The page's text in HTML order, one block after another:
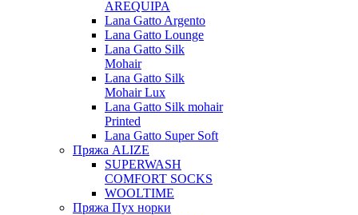
AREQUIPA
Lana Gatto Argento
Lana Gatto Lounge
Lana Gatto Silk
Mohair
Lana Gatto Silk
Mohair Lux
Lana Gatto Silk mohair
Printed
Lana Gatto Super Soft
Пряжа ALIZE
SUPERWASH
COMFORT SOCKS
WOOLTIME
Пряжа Пух норки